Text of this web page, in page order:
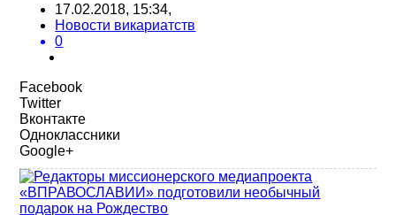
17.02.2018, 15:34,
Новости викариатств
0
Facebook
Twitter
Вконтакте
Одноклассники
Google+